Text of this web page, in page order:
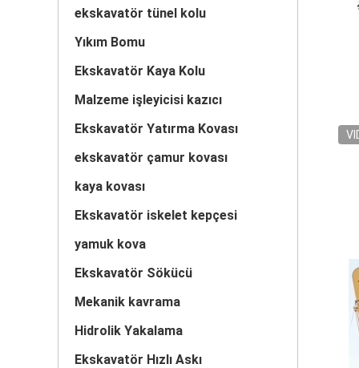
ekskavatör tünel kolu
Yıkım Bomu
Ekskavatör Kaya Kolu
Malzeme işleyicisi kazıcı
Ekskavatör Yatırma Kovası
ekskavatör çamur kovası
kaya kovası
Ekskavatör iskelet kepçesi
yamuk kova
Ekskavatör Sökücü
Mekanik kavrama
Hidrolik Yakalama
Ekskavatör Hızlı Askı